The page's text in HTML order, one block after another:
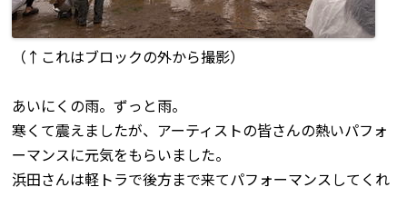
（↑これはブロックの外から撮影）
あいにくの雨。ずっと雨。
寒くて震えましたが、アーティストの皆さんの熱いパフォ
ーマンスに元気をもらいました。
浜田さんは軽トラで後方まで来てパフォーマンスしてくれ